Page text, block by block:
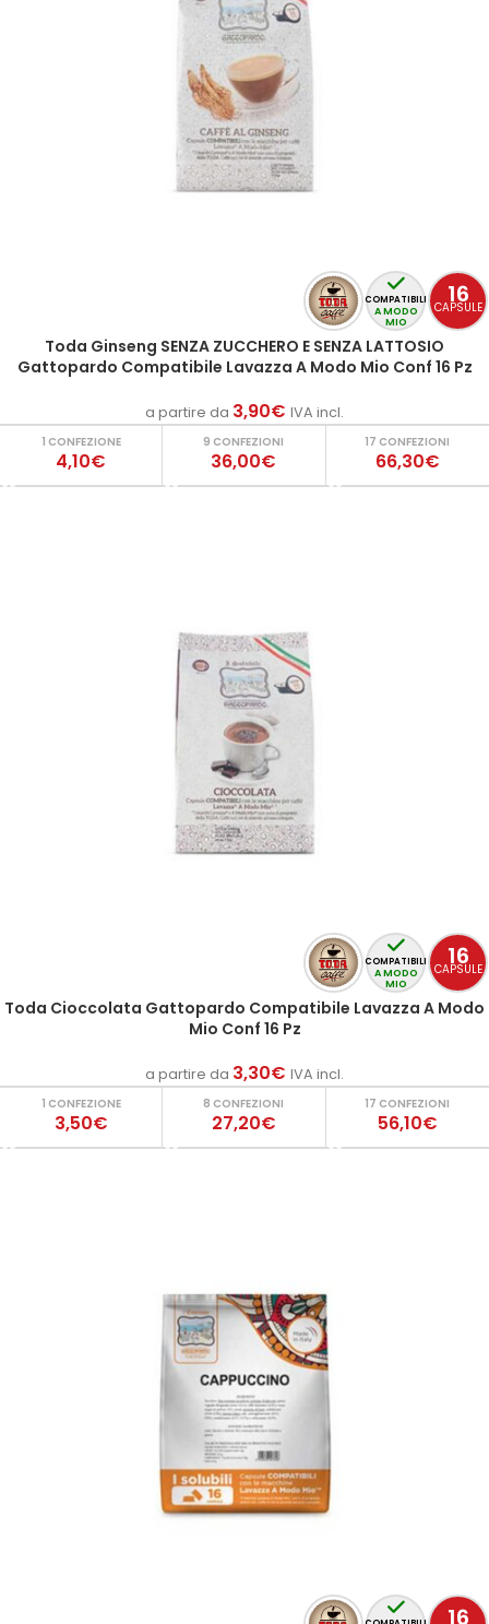
16
CAPSULE
COMPATIBILI
A MODO
MIO
Toda Ginseng SENZA ZUCCHERO E SENZA LATTOSIO
Gattopardo Compatibile Lavazza A Modo Mio Conf 16 Pz
a partire da 3,90€ IVA incl.
1 CONFEZIONE
4,10€
9 CONFEZIONI
36,00€
17 CONFEZIONI
66,30€
16
CAPSULE
COMPATIBILI
A MODO
MIO
Toda Cioccolata Gattopardo Compatibile Lavazza A Modo
Mio Conf 16 Pz
a partire da 3,30€ IVA incl.
1 CONFEZIONE
3,50€
8 CONFEZIONI
27,20€
17 CONFEZIONI
56,10€
16